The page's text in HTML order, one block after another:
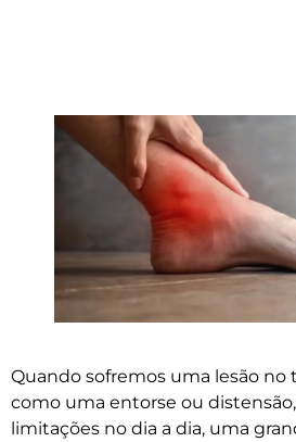
Quando sofremos uma lesão no
como uma entorse ou
limitações no dia a dia, uma